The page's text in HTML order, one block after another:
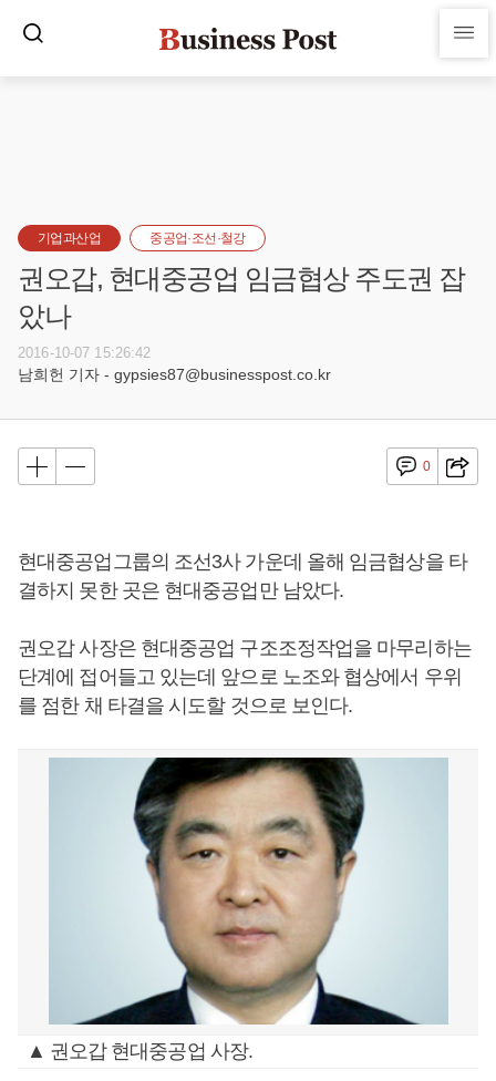
기업과산업 중공업·조선·철강
권오갑, 현대중공업 임금협상 주도권 잡
았나
2016-10-07 15:26:42
남희헌 기자 - gypsies87@businesspost.co.kr
0
현대중공업그룹의 조선3사 가운데 올해 임금협상을 타
결하지 못한 곳은 현대중공업만 남았다.
권오갑 사장은 현대중공업 구조조정작업을 마무리하는
단계에 접어들고 있는데 앞으로 노조와 협상에서 우위
를 점한 채 타결을 시도할 것으로 보인다.
▲ 권오갑 현대중공업 사장.